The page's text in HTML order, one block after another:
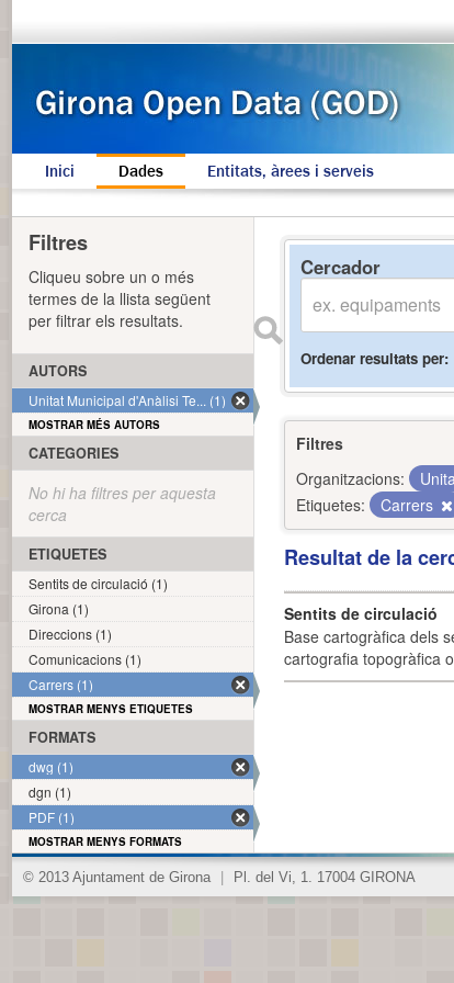
Inici Dades Entitats, àrees i serveis
Cercador
Ordenar resultats per
Filtres
Organitzacions:
Etiquetes:
Carrers
Resultat de la
Sentits de circulació
Base cartogràfica dels
cartografia topogràfica
Filtres
Cliqueu sobre un o més
termes de la llista següent
per filtrar els resultats.
AUTORS
Unitat Municipal d'Anàlisi Te... (1)
MOSTRAR MÉS AUTORS
CATEGORIES
No hi ha filtres per aquesta
cerca
ETIQUETES
Sentits de circulació (1)
Girona (1)
Direccions (1)
Comunicacions (1)
Carrers (1)
MOSTRAR MENYS ETIQUETES
FORMATS
dwg (1)
dgn (1)
PDF (1)
MOSTRAR MENYS FORMATS
© 2013 Ajuntament de Girona Pl. del Vi, 1. 17004 GIRONA